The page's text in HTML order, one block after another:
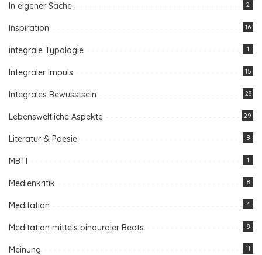
In eigener Sache 2
Inspiration 16
integrale Typologie 1
Integraler Impuls 15
Integrales Bewusstsein 28
Lebensweltliche Aspekte 29
Literatur & Poesie 8
MBTI 1
Medienkritik 8
Meditation 4
Meditation mittels binauraler Beats 8
Meinung 11